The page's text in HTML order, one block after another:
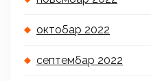
октобар 2022
септембар 2022